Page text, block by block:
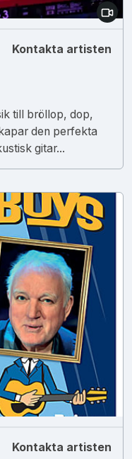
Kontakta artisten
till bröllop, dop,
den perfekta
gitar...
Kontakta artisten